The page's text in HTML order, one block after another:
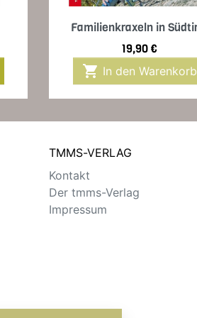
 Vorschau
Familienkraxeln in
Preis
19,90 €
 In den Warenkorb
TMMS-VERLAG
Kontakt
Der tmms-Verlag
Impressum